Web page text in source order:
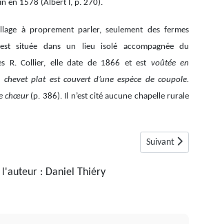
en 1578 (Albert I, p. 270).
à proprement parler, seulement des fermes
est située dans un lieu isolé accompagnée du
R. Collier, elle date de 1866 et est voûtée en
plat est couvert d’une espèce de coupole.
chœur (p. 386). Il n’est cité aucune chapelle rurale
Martin-Les-Eaux Article suivant :
Suivant
l'auteur : Daniel Thiéry